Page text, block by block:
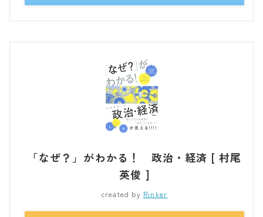
「なぜ？」がわかる！ 政治・経済 [ 村尾
英俊 ]
created by Rinker